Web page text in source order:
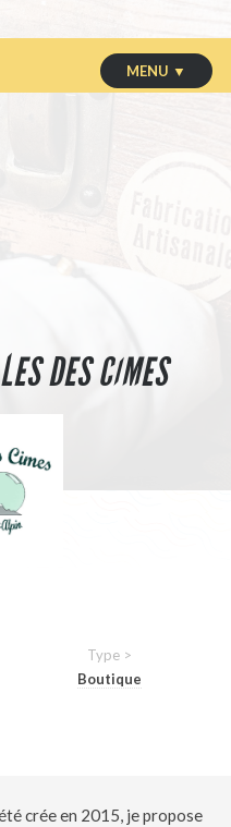
MENU ▼
DES CIMES
Type >
Boutique
crée en 2015, je propose